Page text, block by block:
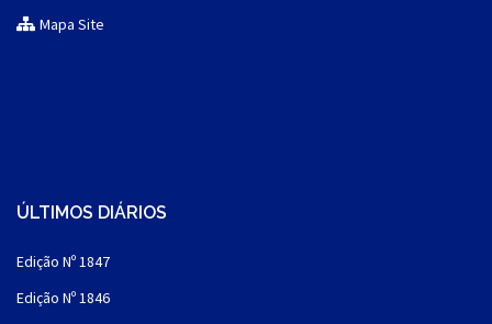
Mapa Site
ÚLTIMOS DIÁRIOS
Edição Nº 1847
Edição Nº 1846